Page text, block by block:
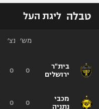
טבלה ליגת העל
בית"ר
ירושלים
מכבי
נתניה
מש׳ נצ׳
0
0
0
0